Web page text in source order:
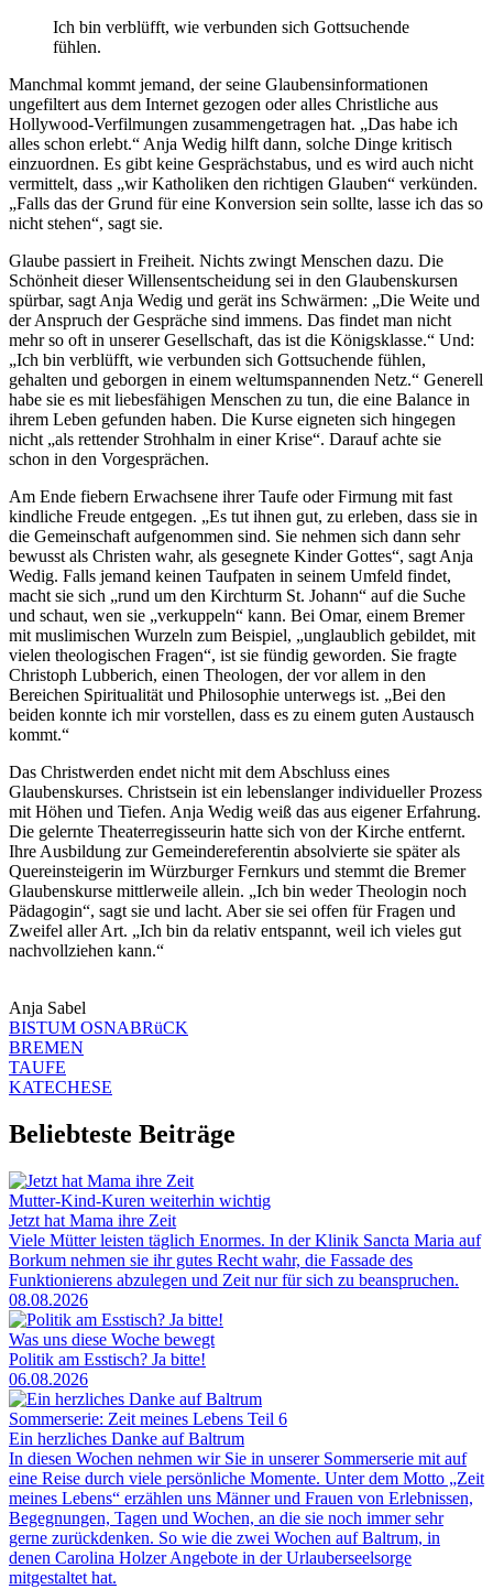
Ich bin verblüfft, wie verbunden sich Gottsuchende
fühlen.
Manchmal kommt jemand, der seine Glaubensinformationen
ungefiltert aus dem Internet gezogen oder alles Christliche aus
Hollywood-Verfilmungen zusammengetragen hat. „Das habe ich
alles schon erlebt.“ Anja Wedig hilft dann, solche Dinge kritisch
einzuordnen. Es gibt keine Gesprächstabus, und es wird auch nicht
vermittelt, dass „wir Katholiken den richtigen Glauben“ verkünden.
„Falls das der Grund für eine Konversion sein sollte, lasse ich das so
nicht stehen“, sagt sie.
Glaube passiert in Freiheit. Nichts zwingt Menschen dazu. Die
Schönheit dieser Willensentscheidung sei in den Glaubenskursen
spürbar, sagt Anja Wedig und gerät ins Schwärmen: „Die Weite und
der Anspruch der Gespräche sind immens. Das findet man nicht
mehr so oft in unserer Gesellschaft, das ist die Königsklasse.“ Und:
„Ich bin verblüfft, wie verbunden sich Gottsuchende fühlen,
gehalten und geborgen in einem weltumspannenden Netz.“ Generell
habe sie es mit liebesfähigen Menschen zu tun, die eine Balance in
ihrem Leben gefunden haben. Die Kurse eigneten sich hingegen
nicht „als rettender Strohhalm in einer Krise“. Darauf achte sie
schon in den Vorgesprächen.
Am Ende fiebern Erwachsene ihrer Taufe oder Firmung mit fast
kindliche Freude entgegen. „Es tut ihnen gut, zu erleben, dass sie in
die Gemeinschaft aufgenommen sind. Sie nehmen sich dann sehr
bewusst als Christen wahr, als gesegnete Kinder Gottes“, sagt Anja
Wedig. Falls jemand keinen Taufpaten in seinem Umfeld findet,
macht sie sich „rund um den Kirchturm St. Johann“ auf die Suche
und schaut, wen sie „verkuppeln“ kann. Bei Omar, einem Bremer
mit muslimischen Wurzeln zum Beispiel, „unglaublich gebildet, mit
vielen theologischen Fragen“, ist sie fündig geworden. Sie fragte
Christoph Lubberich, einen Theologen, der vor allem in den
Bereichen Spiritualität und Philosophie unterwegs ist. „Bei den
beiden konnte ich mir vorstellen, dass es zu einem guten Austausch
kommt.“
Das Christwerden endet nicht mit dem Abschluss eines
Glaubenskurses. Christsein ist ein lebenslanger individueller Prozess
mit Höhen und Tiefen. Anja Wedig weiß das aus eigener Erfahrung.
Die gelernte Theaterregisseurin hatte sich von der Kirche entfernt.
Ihre Ausbildung zur Gemeindereferentin absolvierte sie später als
Quereinsteigerin im Würzburger Fernkurs und stemmt die Bremer
Glaubenskurse mittlerweile allein. „Ich bin weder Theologin noch
Pädagogin“, sagt sie und lacht. Aber sie sei offen für Fragen und
Zweifel aller Art. „Ich bin da relativ entspannt, weil ich vieles gut
nachvollziehen kann.“
Anja Sabel
BISTUM OSNABRüCK
BREMEN
TAUFE
KATECHESE
Beliebteste Beiträge
Mutter-Kind-Kuren weiterhin wichtig
Jetzt hat Mama ihre Zeit
Viele Mütter leisten täglich Enormes. In der Klinik Sancta Maria auf
Borkum nehmen sie ihr gutes Recht wahr, die Fassade des
Funktionierens abzulegen und Zeit nur für sich zu beanspruchen.
08.08.2026
Was uns diese Woche bewegt
Politik am Esstisch? Ja bitte!
06.08.2026
Sommerserie: Zeit meines Lebens Teil 6
Ein herzliches Danke auf Baltrum
In diesen Wochen nehmen wir Sie in unserer Sommerserie mit auf
eine Reise durch viele persönliche Momente. Unter dem Motto „Zeit
meines Lebens“ erzählen uns Männer und Frauen von Erlebnissen,
Begegnungen, Tagen und Wochen, an die sie noch immer sehr
gerne zurückdenken. So wie die zwei Wochen auf Baltrum, in
denen Carolina Holzer Angebote in der Urlauberseelsorge
mitgestaltet hat.